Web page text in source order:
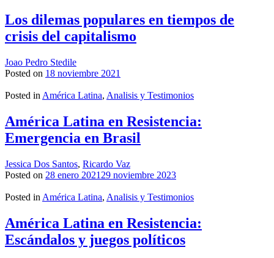
Los dilemas populares en tiempos de
crisis del capitalismo
Joao Pedro Stedile
Posted on 18 noviembre 2021
Posted in América Latina, Analisis y Testimonios
América Latina en Resistencia:
Emergencia en Brasil
Jessica Dos Santos, Ricardo Vaz
Posted on 28 enero 2021 29 noviembre 2023
Posted in América Latina, Analisis y Testimonios
América Latina en Resistencia:
Escándalos y juegos políticos